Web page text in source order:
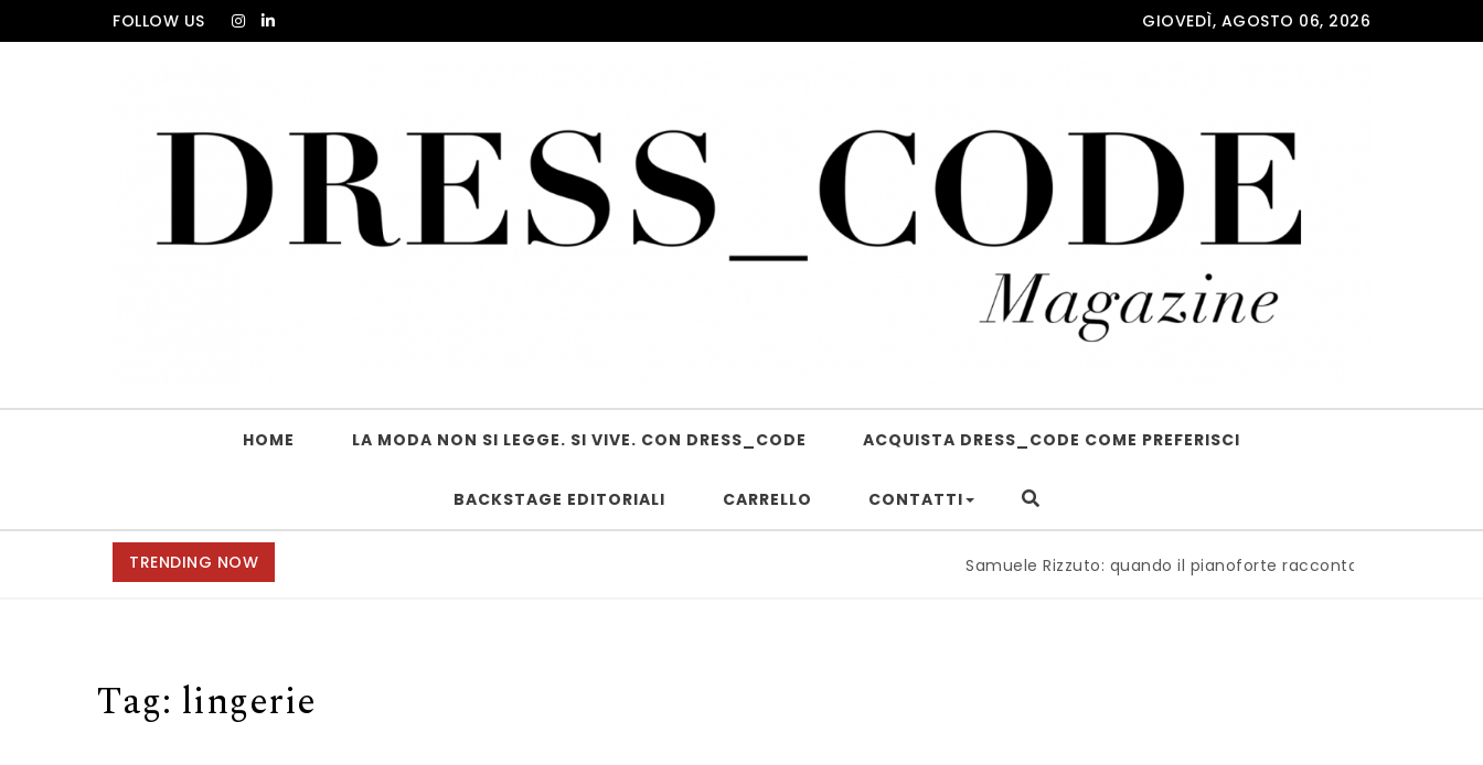
Skip to contentFOLLOW US GIOVEDÌ, AGOSTO 06, 2026
HOME LA MODA NON SI LEGGE. SI VIVE. CON DRESS_CODE ACQUISTA DRESS_CODE COME PREFERISCI
BACKSTAGE EDITORIALI CARRELLO CONTATTI
TRENDING NOW Samuele Rizzuto: quando il pianoforte racconta l’anima dell’Italia
Tag: lingerie